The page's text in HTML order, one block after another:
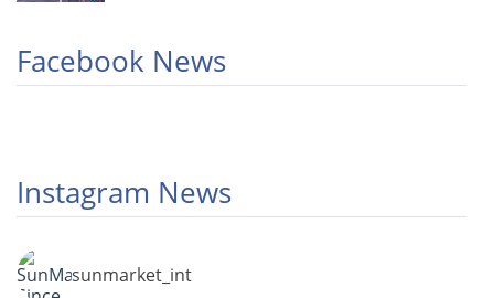
Facebook News
Instagram News
sunmarket_int